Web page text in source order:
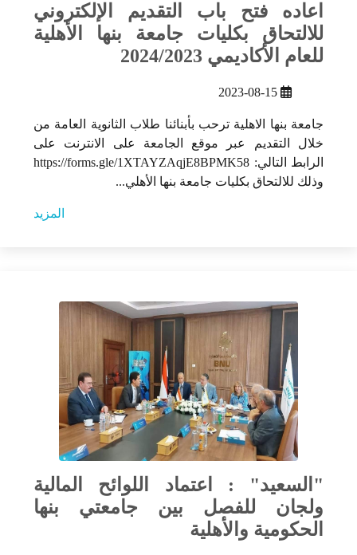
اعاده فتح باب التقديم الإلكتروني
للالتحاق بكليات جامعة بنها الأهلية
للعام الأكاديمي 2024/2023
2023-08-15
جامعة بنها الاهلية ترحب بأبنائنا طلاب الثانوية العامة من
خلال التقديم عبر موقع الجامعة على الانترنت على
الرابط التالي: https://forms.gle/1XTAYZAqjE8BPMK58
وذلك للالتحاق بكليات جامعة بنها الأهلي...
المزيد
"السعيد" : اعتماد اللوائح المالية
ولجان للفصل بين جامعتي بنها
الحكومية والأهلية